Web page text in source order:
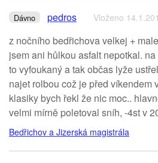
Dávno pedros Vloženo
z nočního bedřichova velkej +
jsem ani hůlkou asfalt nepotkal.
to vyfoukaný a tak občas lyže
najet rolbou což je před víkendem
klasiky bych řekl že nic moc..
velmi mírně poletoval sníh, -4st v
Bedřichov a Jizerská magistrála